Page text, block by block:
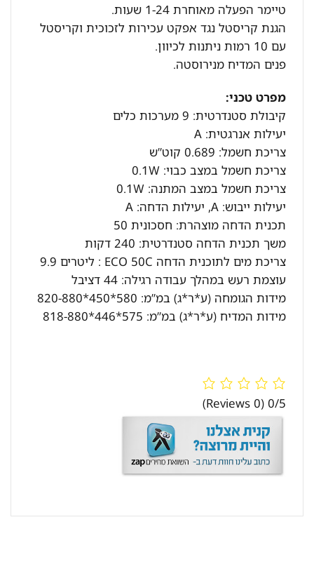
טיימר הפעלה מאוחרת 1-24 שעות.
הגנת קריסטל נגד אפקט עכירות לזכוכית וקריסטל
עם 10 רמות ניתנות לכיוון.
פנים המדיח מנירוסטה.
מפרט טכני:
קיבולת סטנדרטית: 9 מערכות כלים
יעילות אנרגטית: A
צריכת חשמל: 0.689 קוט”ש
צריכת חשמל במצב כבוי: 0.1W
צריכת חשמל במצב המתנה: 0.1W
יעילות ייבוש: A, יעילות הדחה: A
תכנית הדחה מוצהרת: חסכונית 50
משך תכנית הדחה סטנדרטית: 240 דקות
צריכת מים לתוכנית הדחה ECO 50C : ליטרים 9.9
עוצמת רעש במהלך עבודה רגילה: 44 דציבל
מידות הגומחה (ע*ר*ג) במ”מ: 580*450*820-880
מידות המדיח (ע*ר*ג) במ”מ: 575*446*818-880
0/5
(0 Reviews)